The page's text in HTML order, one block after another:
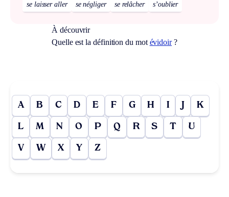
se laisser aller se négliger se relâcher s’oublier
À découvrir
Quelle est la définition du motévidoir?
A B C D E F G H I J K
L M N O P Q R S T U
V W X Y Z